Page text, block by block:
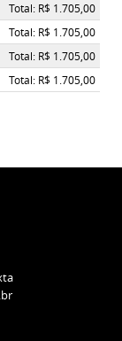
Total: R$ 1.705,00
Total: R$ 1.705,00
Total: R$ 1.705,00
Total: R$ 1.705,00